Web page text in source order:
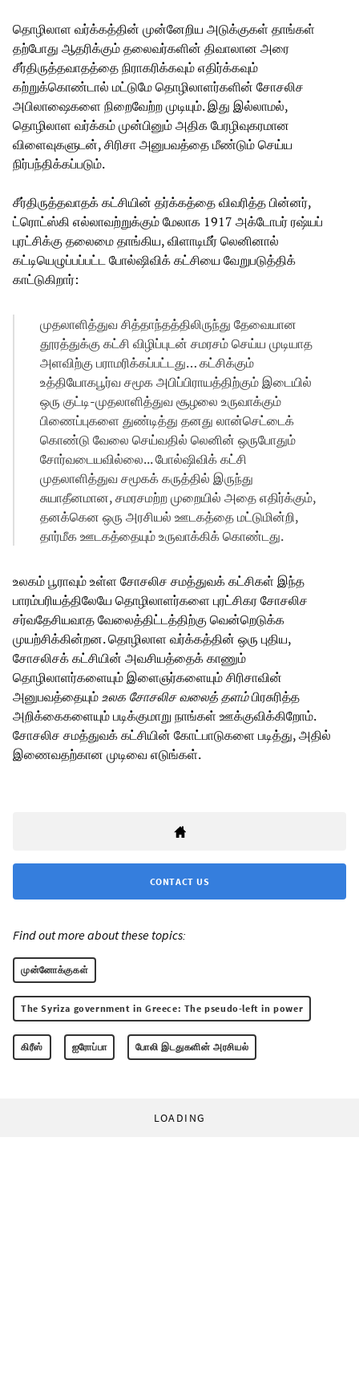
தொழிலாள வர்க்கத்தின் முன்னேறிய அடுக்குகள் தாங்கள்
தற்போது ஆதரிக்கும் தலைவர்களின் திவாலான அரை
சீர்திருத்தவாதத்தை நிராகரிக்கவும் எதிர்க்கவும்
கற்றுக்கொண்டால் மட்டுமே தொழிலாளர்களின் சோசலிச
அபிலாஷைகளை நிறைவேற்ற முடியும். இது இல்லாமல்,
தொழிலாள வர்க்கம் முன்பினும் அதிக பேரழிவுகரமான
விளைவுகளுடன், சிரிசா அனுபவத்தை மீண்டும் செய்ய
நிர்பந்திக்கப்படும்.
சீர்திருத்தவாதக் கட்சியின் தர்க்கத்தை விவரித்த பின்னர்,
ட்ரொட்ஸ்கி எல்லாவற்றுக்கும் மேலாக 1917 அக்டோபர் ரஷ்யப்
புரட்சிக்கு தலைமை தாங்கிய, விளாடிமீர் லெனினால்
கட்டியெழுப்பப்பட்ட போல்ஷிவிக் கட்சியை வேறுபடுத்திக்
காட்டுகிறார்:
முதலாளித்துவ சித்தாந்தத்திலிருந்து தேவையான
தூரத்துக்கு கட்சி விழிப்புடன் சமரசம் செய்ய முடியாத
அளவிற்கு பராமரிக்கப்பட்டது… கட்சிக்கும்
உத்தியோகபூர்வ சமூக அபிப்பிராயத்திற்கும் இடையில்
ஒரு குட்டி-முதலாளித்துவ சூழலை உருவாக்கும்
பிணைப்புகளை துண்டித்து தனது லான்செட்டைக்
கொண்டு வேலை செய்வதில் லெனின் ஒருபோதும்
சோர்வடையவில்லை... போல்ஷிவிக் கட்சி
முதலாளித்துவ சமூகக் கருத்தில் இருந்து
சுயாதீனமான, சமரசமற்ற முறையில் அதை எதிர்க்கும்,
தனக்கென ஒரு அரசியல் ஊடகத்தை மட்டுமின்றி,
தார்மீக ஊடகத்தையும் உருவாக்கிக் கொண்டது.
உலகம் பூராவும் உள்ள சோசலிச சமத்துவக் கட்சிகள் இந்த
பாரம்பரியத்திலேயே தொழிலாளர்களை புரட்சிகர சோசலிச
சர்வதேசியவாத வேலைத்திட்டத்திற்கு வென்றெடுக்க
முயற்சிக்கின்றன. தொழிலாள வர்க்கத்தின் ஒரு புதிய,
சோசலிசக் கட்சியின் அவசியத்தைக் காணும்
தொழிலாளர்களையும் இளைஞர்களையும் சிரிசாவின்
அனுபவத்தையும்உலக சோசலிச வலைத் தளம்பிரசுரித்த
அறிக்கைகளையும் படிக்குமாறு நாங்கள் ஊக்குவிக்கிறோம்.
சோசலிச சமத்துவக் கட்சியின் கோட்பாடுகளை படித்து, அதில்
இணைவதற்கான முடிவை எடுங்கள்.
CONTACT US
Find out more about these topics:
முன்னோக்குகள்
The Syriza government in Greece: The pseudo-left in power
கிரீஸ் ஐரோப்பா போலி இடதுகளின் அரசியல்
LOADING